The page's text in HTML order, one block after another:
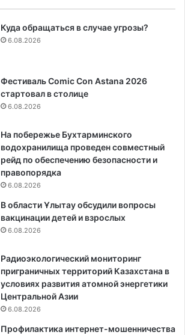
Куда обращаться в случае угрозы?
6.08.2026
Фестиваль Comic Con Astana 2026
стартовал в столице
6.08.2026
На побережье Бухтарминского
водохранилища проведен совместный
рейд по обеспечению безопасности и
правопорядка
6.08.2026
В области Ұлытау обсудили вопросы
вакцинации детей и взрослых
6.08.2026
Радиоэкологический мониторинг
приграничных территорий Казахстана в
условиях развития атомной энергетики
Центральной Азии
6.08.2026
Профилактика интернет-мошенничества